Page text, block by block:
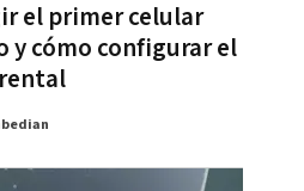
el primer celular
y cómo configurar el